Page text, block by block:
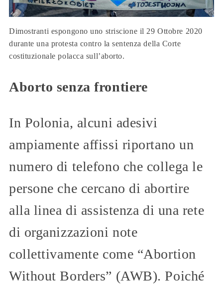
Dimostranti espongono uno striscione il 29 Ottobre 2020
durante una protesta contro la sentenza della Corte
costituzionale polacca sull’aborto.
Aborto senza frontiere
In Polonia, alcuni adesivi
ampiamente affissi riportano un
numero di telefono che collega le
persone che cercano di abortire
alla linea di assistenza di una rete
di organizzazioni note
collettivamente come “Abortion
Without Borders” (AWB). Poiché